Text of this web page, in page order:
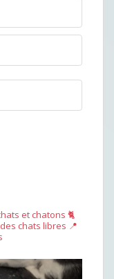
et chatons 🐈
chats libres 📍